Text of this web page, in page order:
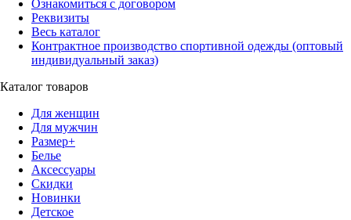
Ознакомиться с договором
Реквизиты
Весь каталог
Контрактное производство спортивной одежды (оптовый
индивидуальный заказ)
Каталог товаров
Для женщин
Для мужчин
Размер+
Белье
Аксессуары
Скидки
Новинки
Детское